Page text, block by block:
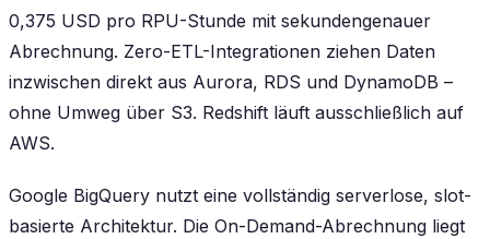
0,375 USD pro RPU-Stunde mit sekundengenauer
Abrechnung. Zero-ETL-Integrationen ziehen Daten
inzwischen direkt aus Aurora, RDS und DynamoDB –
ohne Umweg über S3. Redshift läuft ausschließlich auf
AWS.
Google BigQuery nutzt eine vollständig serverlose, slot-
basierte Architektur. Die On-Demand-Abrechnung liegt